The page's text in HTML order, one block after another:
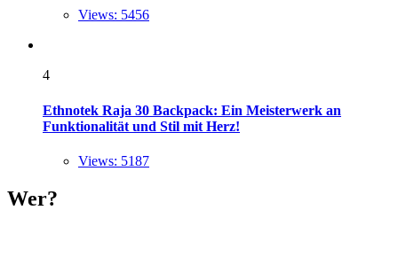
Views: 5456
4
Ethnotek Raja 30 Backpack: Ein Meisterwerk an
Funktionalität und Stil mit Herz!
Views: 5187
Wer?